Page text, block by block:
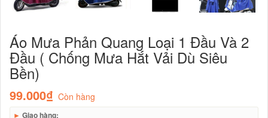
Áo Mưa Phản Quang Loại 1 Đầu Và 2
Đầu ( Chống Mưa Hắt Vải Dù Siêu
Bền)
99.000₫ Còn hàng
► Giao hàng: